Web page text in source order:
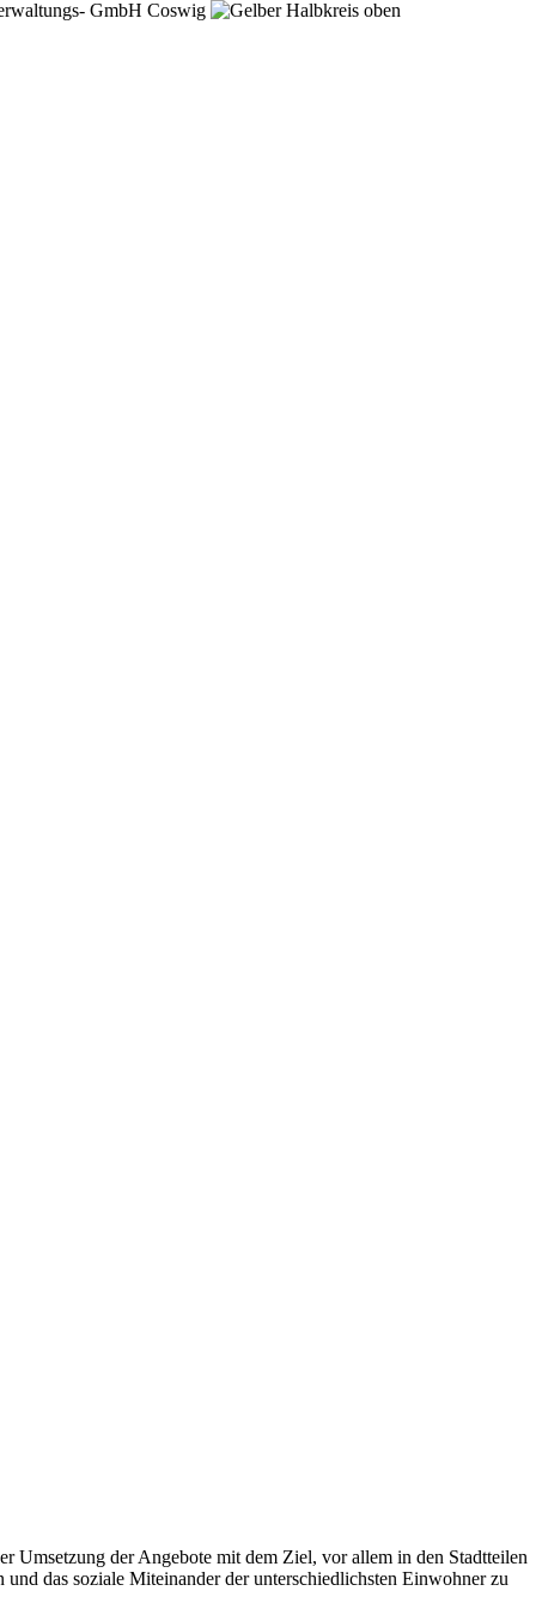
Umsetzung der Angebote mit dem Ziel, vor allem in den Stadtteilen
das soziale Miteinander der unterschiedlichsten Einwohner zu